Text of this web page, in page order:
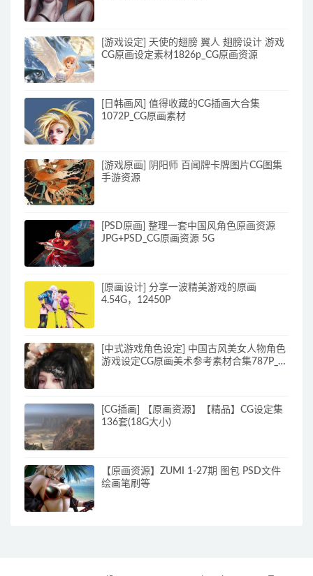
[游戏设定] 天使的翅膀 翼人 翅膀设计 游戏
CG原画设定素材1826p_CG原画资源
[日韩画风] 值得收藏的CG插画大合集
1072P_CG原画素材
[游戏原画] 阴阳师 百闻牌卡牌图片CG图集
手游资源
[PSD原画] 整理一套中国风角色原画资源
JPG+PSD_CG原画资源 5G
[原画设计] 分享一波精美游戏的原画
4.54G，12450P
[中式游戏角色设定] 中国古风美女人物角色
游戏设定CG原画美术参考素材合集787P_原
[CG插画] 【原画资源】【精品】CG设定集
136套(18G大小)
【原画资源】ZUMI 1-27期 图包 PSD文件
绘画笔刷等